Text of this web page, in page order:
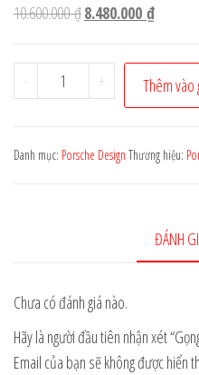
10.600.000₫Giá
là:
10.600.000 ₫.
8.480.000 ₫Giá
tại
là:
-
Gọng
kính
Design
+ Thêm vào
Danh mục: Porsche Design Thương hiệu:
ĐÁNH
Chưa có đánh giá nào.
Hãy là người đầu tiên nhận xét
Email của bạn sẽ không được hiển